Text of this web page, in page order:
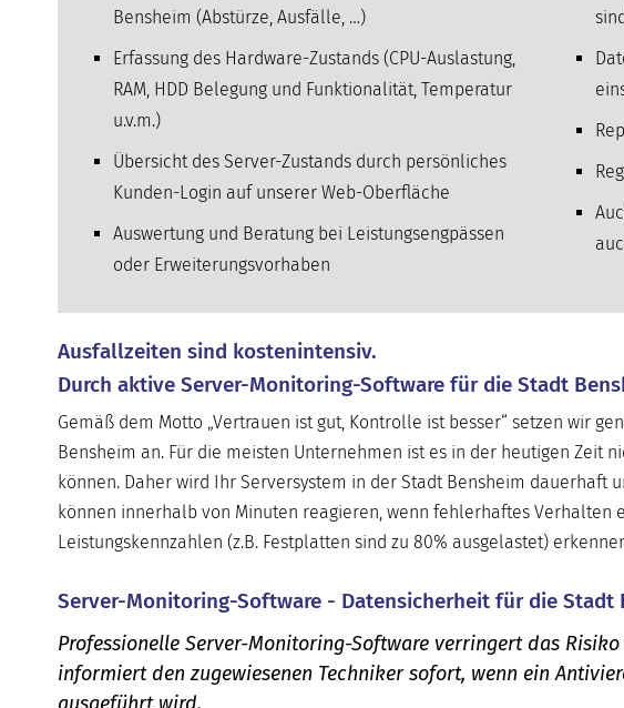
Bensheim (Abstürze, Ausfälle, …)
Erfassung des Hardware-Zustands (CPU-Auslastung,
RAM, HDD Belegung und Funktionalität, Temperatur
u.v.m.)
Übersicht des Server-Zustands durch persönliches
Kunden-Login auf unserer Web-Oberfläche
Auswertung und Beratung bei Leistungsengpässen
oder Erweiterungsvorhaben
Ausfallzeiten sind kostenintensiv.
Durch aktive Server-Monitoring-Software für die Stadt
Gemäß dem Motto „Vertrauen ist gut, Kontrolle ist besser“ setzen wir
Bensheim an. Für die meisten Unternehmen ist es in der heutigen Zeit
können. Daher wird Ihr Serversystem in der Stadt Bensheim dauerhaft
können innerhalb von Minuten reagieren, wenn fehlerhaftes Verhalten
Leistungskennzahlen (z.B. Festplatten sind zu 80% ausgelastet)
Server-Monitoring-Software - Datensicherheit für die Stadt
Professionelle Server-Monitoring-Software verringert das
informiert den zugewiesenen Techniker sofort, wenn ein